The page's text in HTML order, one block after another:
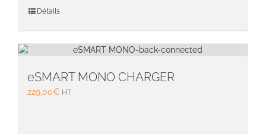
Détails
eSMART MONO CHARGER
229,00€ HT